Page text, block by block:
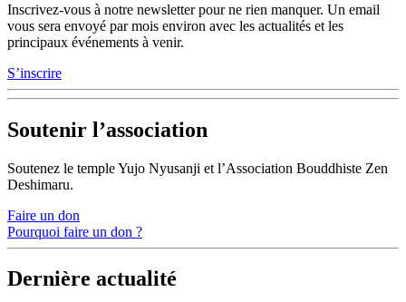
Inscrivez-vous à notre newsletter pour ne rien manquer. Un email
vous sera envoyé par mois environ avec les actualités et les
principaux événements à venir.
S’inscrire
Soutenir l’association
Soutenez le temple Yujo Nyusanji et l’Association Bouddhiste Zen
Deshimaru.
Faire un don
Pourquoi faire un don ?
Dernière actualité